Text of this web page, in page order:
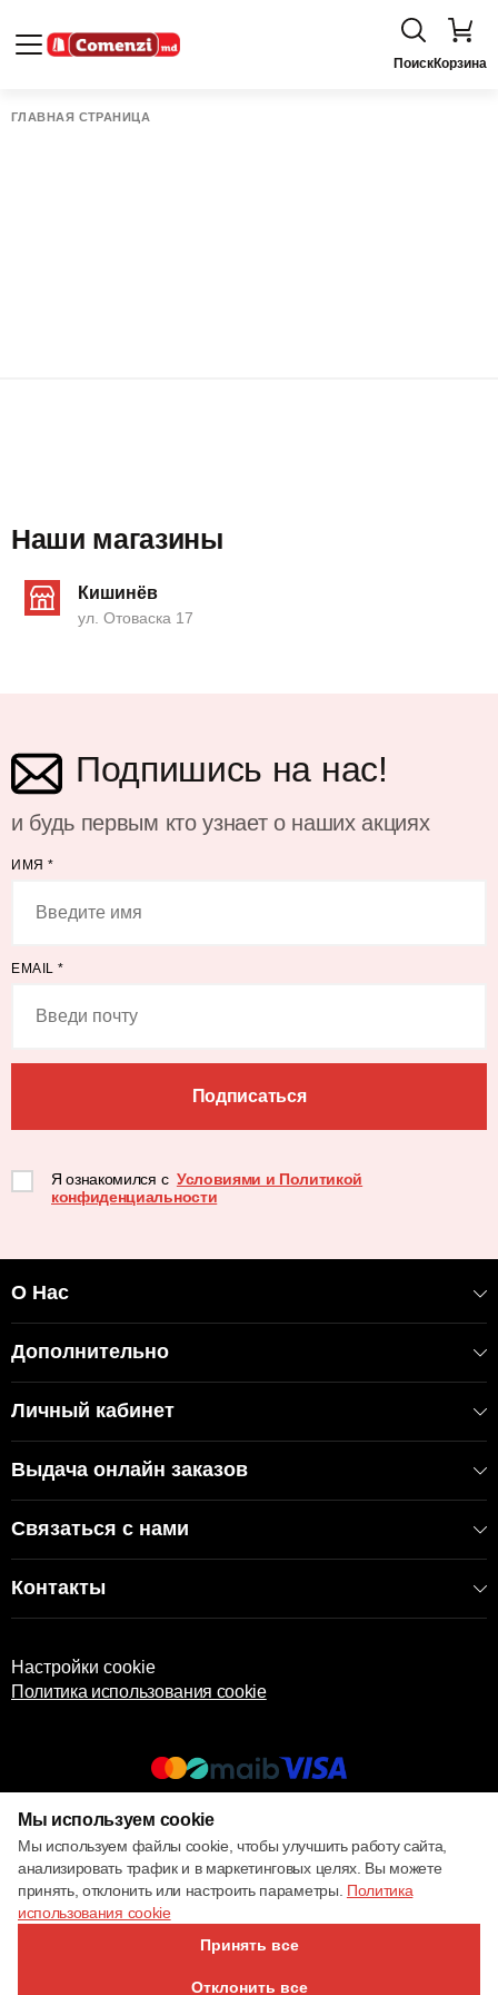
ПоискКорзина
ГЛАВНАЯ СТРАНИЦА
Наши магазины
Кишинёв
ул. Отоваска 17
Подпишись на нас!
и будь первым кто узнает о наших акциях
ИМЯ *
EMAIL *
Подписаться
Я ознакомился с Условиями и Политикой
конфиденциальности
О Нас
Дополнительно
Личный кабинет
Выдача онлайн заказов
Связаться с нами
Контакты
Настройки cookie
Политика использования cookie
© 2017 – 2026 ECOM
Мы используем cookie
Мы используем файлы cookie, чтобы улучшить работу сайта,
анализировать трафик и в маркетинговых целях. Вы можете
принять, отклонить или настроить параметры. Политика
использования cookie
Принять все
Отклонить все